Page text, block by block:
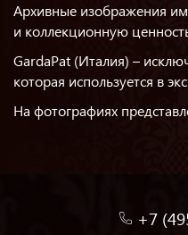
Архивные изображения
и коллекционную
GardaPat (Италия) –
которая используется в
На фотографиях
+7